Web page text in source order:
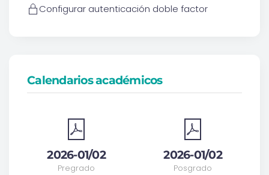
Configurar autenticación doble factor
Calendarios académicos
2026-01/02
Pregrado
2026-01/02
Posgrado